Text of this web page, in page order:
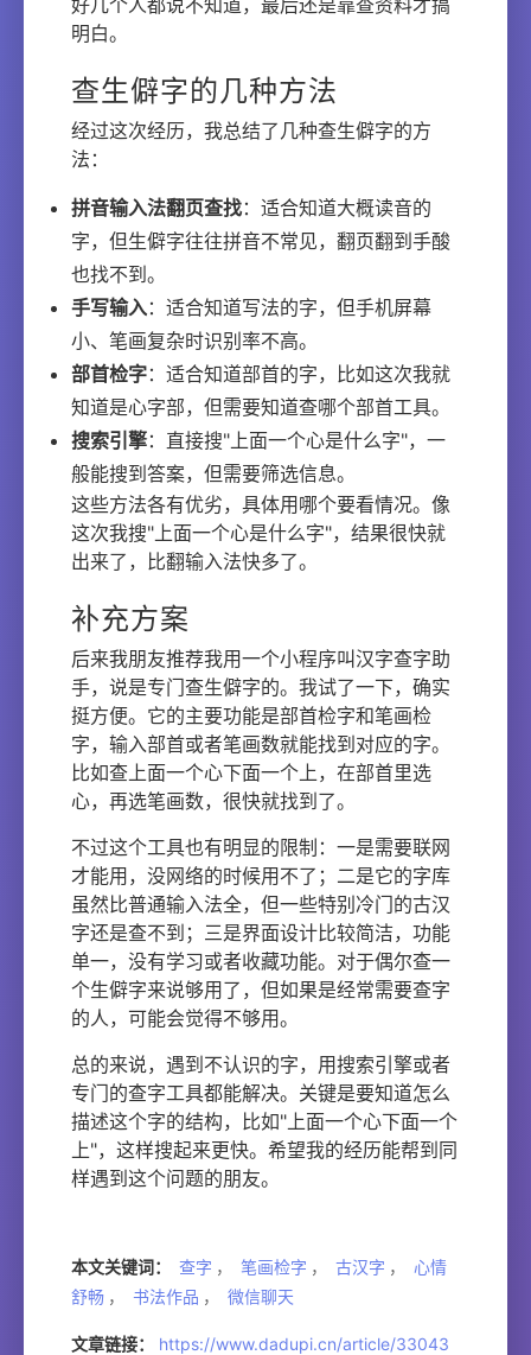
好几个人都说不知道，最后还是靠查资料才搞
明白。
查生僻字的几种方法
经过这次经历，我总结了几种查生僻字的方
法：
拼音输入法翻页查找：适合知道大概读音的
字，但生僻字往往拼音不常见，翻页翻到手酸
也找不到。
手写输入：适合知道写法的字，但手机屏幕
小、笔画复杂时识别率不高。
部首检字：适合知道部首的字，比如这次我就
知道是心字部，但需要知道查哪个部首工具。
搜索引擎：直接搜"上面一个心是什么字"，一
般能搜到答案，但需要筛选信息。
这些方法各有优劣，具体用哪个要看情况。像
这次我搜"上面一个心是什么字"，结果很快就
出来了，比翻输入法快多了。
补充方案
后来我朋友推荐我用一个小程序叫汉字查字助
手，说是专门查生僻字的。我试了一下，确实
挺方便。它的主要功能是部首检字和笔画检
字，输入部首或者笔画数就能找到对应的字。
比如查上面一个心下面一个上，在部首里选
心，再选笔画数，很快就找到了。
不过这个工具也有明显的限制：一是需要联网
才能用，没网络的时候用不了；二是它的字库
虽然比普通输入法全，但一些特别冷门的古汉
字还是查不到；三是界面设计比较简洁，功能
单一，没有学习或者收藏功能。对于偶尔查一
个生僻字来说够用了，但如果是经常需要查字
的人，可能会觉得不够用。
总的来说，遇到不认识的字，用搜索引擎或者
专门的查字工具都能解决。关键是要知道怎么
描述这个字的结构，比如"上面一个心下面一个
上"，这样搜起来更快。希望我的经历能帮到同
样遇到这个问题的朋友。
本文关键词： 查字 ， 笔画检字 ， 古汉字 ，
心情
舒畅 ， 书法作品 ， 微信聊天
文章链接： https://www.dadupi.cn/article/33043